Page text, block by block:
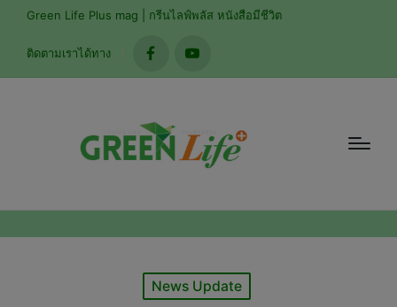
Green Life Plus mag | กรีนไลฟ์พลัส หนังสือมีชีวิต
ติดตามเราได้ทาง
facebookyoutube
Posted
News Update
modal-check